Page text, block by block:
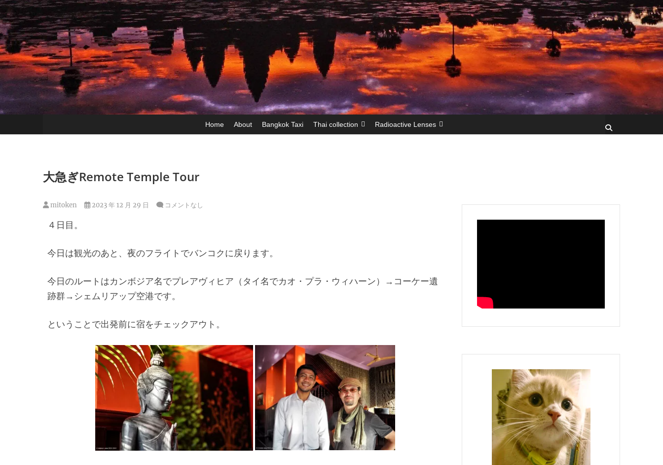
Home About Bangkok Taxi Thai collection Radioactive Lenses
大急ぎRemote Temple Tour
mitoken 2023 年 12 月 29 日 コメントなし
４日目。
今日は観光のあと、夜のフライトでバンコクに戻ります。
今日のルートはカンボジア名でプレアヴィヒア（タイ名でカオ・プラ・ウィハーン）→コーケー遺
跡群→シェムリアップ空港です。
ということで出発前に宿をチェックアウト。